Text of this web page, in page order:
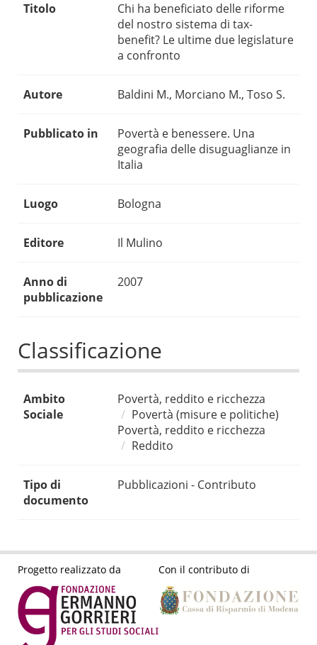
Titolo
Chi ha beneficiato delle riforme
del nostro sistema di tax-
benefit? Le ultime due legislature
a confronto
Autore Baldini M., Morciano M., Toso S.
Pubblicato in
Povertà e benessere. Una
geografia delle disuguaglianze in
Italia
Luogo Bologna
Editore Il Mulino
Anno di
pubblicazione
2007
Classificazione
Ambito
Sociale
Povertà, reddito e ricchezza
Povertà (misure e politiche)
Povertà, reddito e ricchezza
Reddito
Tipo di
documento
Pubblicazioni - Contributo
Progetto realizzato da Con il contributo di